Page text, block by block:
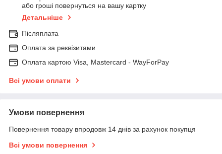
або гроші повернуться на вашу картку
Детальніше
Післяплата
Оплата за реквізитами
Оплата картою Visa, Mastercard - WayForPay
Всі умови оплати
Умови повернення
Повернення товару впродовж 14 днів за рахунок покупця
Всі умови повернення